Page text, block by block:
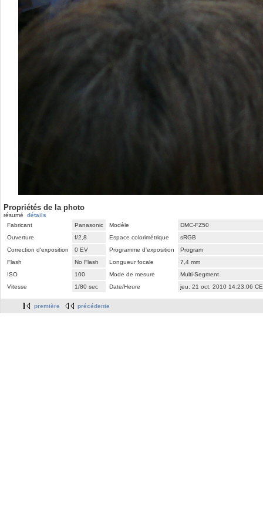
Propriétés de la photo
résumé détails
Fabricant
Panasonic Modèle
DMC-FZ50
Ouverture
f/2,8 Espace colorimétrique
sRGB
Correction d'exposition
0 EV Programme d'exposition
Program
Flash
No Flash Longueur focale
7,4 mm
ISO
100 Mode de mesure
Multi-Segment
Vitesse
1/80 sec Date/Heure jeu. 21 oct. 2010 14:23:06
première précédente